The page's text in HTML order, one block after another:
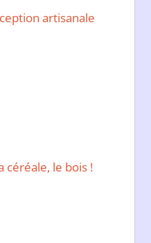
artisanale
céréale, le bois !